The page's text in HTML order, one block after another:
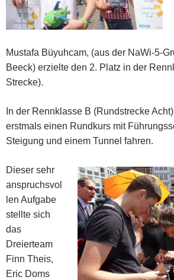
Mustafa Büyuhcam, (aus der NaWi-5-
Beeck) erzielte den 2. Platz in der
Strecke).
In der Rennklasse B (Rundstrecke
erstmals einen Rundkurs mit
Steigung und einem Tunnel fahren.
Dieser sehr
anspruchsvol
len Aufgabe
stellte sich
das
Dreierteam
Finn Theis,
Eric Doms